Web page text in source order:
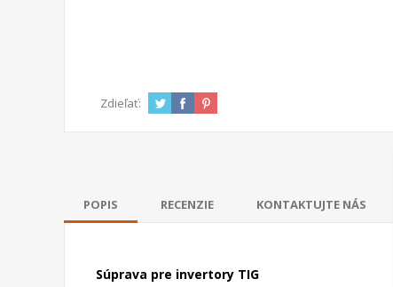
Zdieľať:
POPIS RECENZIE KONTAKTUJTE NÁS
Súprava pre invertory TIG